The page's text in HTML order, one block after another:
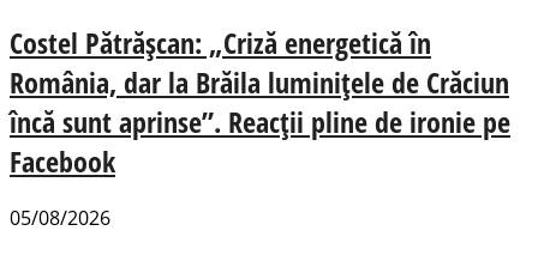
Costel Pătrășcan: „Criză energetică în
România, dar la Brăila luminițele de Crăciun
încă sunt aprinse”. Reacții pline de ironie pe
Facebook
05/08/2026